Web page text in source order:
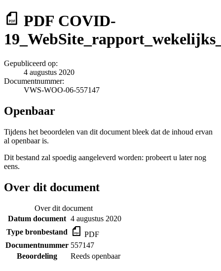
PDF COVID-
Gepubliceerd op:
4 augustus 2020
Documentnummer:
VWS-WOO-06-557147
Openbaar
Tijdens het beoordelen van dit document bleek dat de inhoud ervan
al openbaar is.
Dit bestand zal spoedig aangeleverd worden: probeert u later nog
eens.
Over dit document
Over dit document
Datum document 4 augustus 2020
Type bronbestand
PDF
Documentnummer 557147
Beoordeling
Reeds openbaar